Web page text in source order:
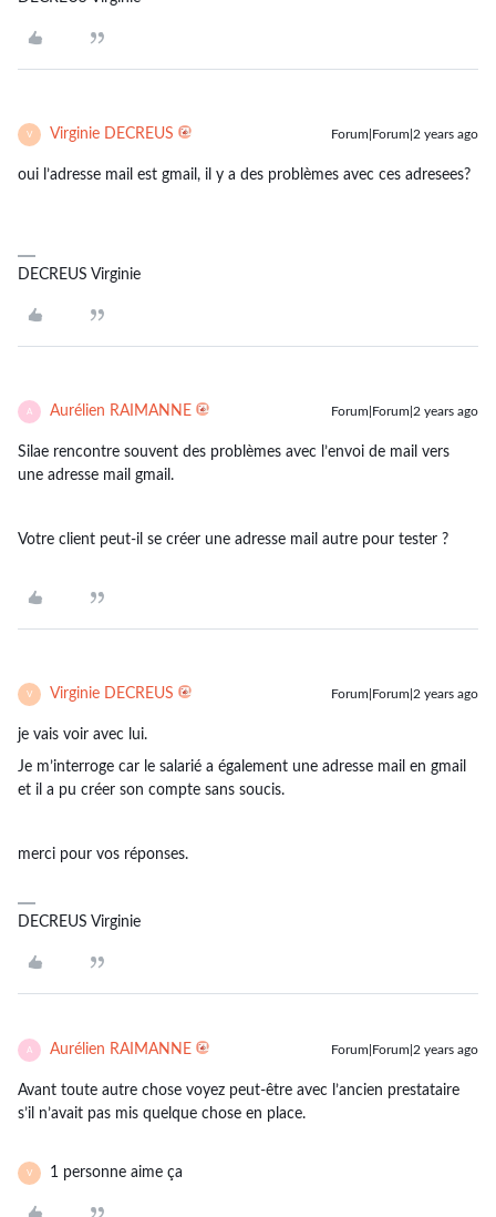
V Virginie DECREUS Forum|Forum|2 years ago
oui l’adresse mail est gmail, il y a des problèmes avec ces adresees?
DECREUS Virginie
A Aurélien RAIMANNE Forum|Forum|2 years ago
Silae rencontre souvent des problèmes avec l’envoi de mail vers
une adresse mail gmail.
Votre client peut-il se créer une adresse mail autre pour tester ?
V Virginie DECREUS Forum|Forum|2 years ago
je vais voir avec lui.
Je m’interroge car le salarié a également une adresse mail en gmail
et il a pu créer son compte sans soucis.
merci pour vos réponses.
DECREUS Virginie
A Aurélien RAIMANNE Forum|Forum|2 years ago
Avant toute autre chose voyez peut-être avec l’ancien prestataire
s’il n’avait pas mis quelque chose en place.
V 1 personne aime ça